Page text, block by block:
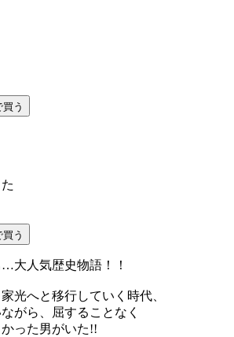
う
う
大人気歴史物語！！
光へと移行していく時代、
がら、屈することなく
った男がいた!!